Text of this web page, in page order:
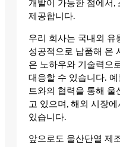
개발이 가능한 점에서,
제공합니다.
우리 회사는 국내외 유
성공적으로 납품해 온
은 노하우와 기술력으
대응할 수 있습니다.
트와의 협력을 통해 울
고 있으며, 해외 시장
있습니다.
앞으로도 울산단열 제